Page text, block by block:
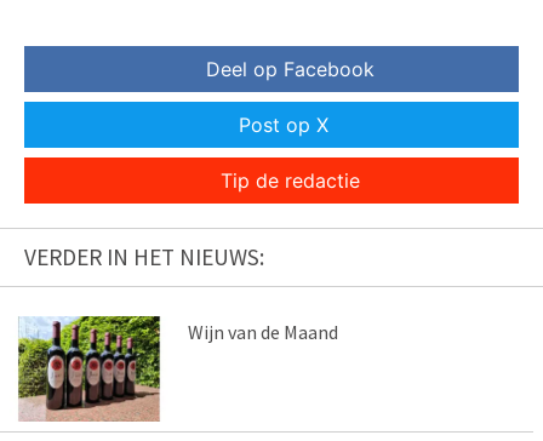
Deel op Facebook
Post op X
Tip de redactie
VERDER IN HET NIEUWS:
Wijn van de Maand